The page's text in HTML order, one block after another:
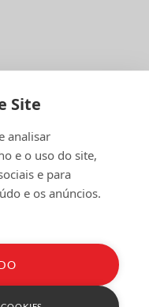
Site
analisar
e o uso do site,
e para
e os anúncios.
Livro de Reclamações